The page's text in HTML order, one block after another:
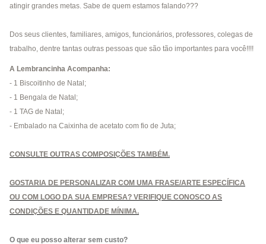
atingir grandes metas. Sabe de quem estamos falando???
Dos seus clientes, familiares, amigos, funcionários, professores, colegas de
trabalho, dentre tantas outras pessoas que são tão importantes para você!!!!
A Lembrancinha Acompanha:
- 1 Biscoitinho de Natal;
- 1 Bengala de Natal;
- 1 TAG de Natal;
- Embalado na Caixinha de acetato com fio de Juta;
CONSULTE OUTRAS COMPOSIÇÕES TAMBÉM.
GOSTARIA DE PERSONALIZAR COM UMA FRASE/ARTE ESPECÍFICA
OU COM LOGO DA SUA EMPRESA? VERIFIQUE CONOSCO AS
CONDIÇÕES E QUANTIDADE MÍNIMA.
O que eu posso alterar sem custo?